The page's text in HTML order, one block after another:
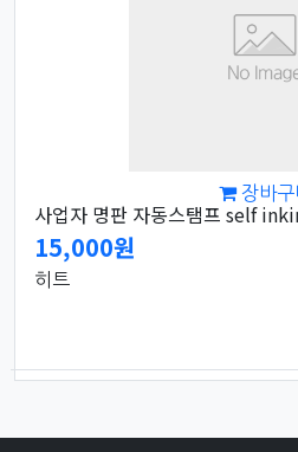
장바구
사업자 명판 자동스탬프 self
15,000원
히트